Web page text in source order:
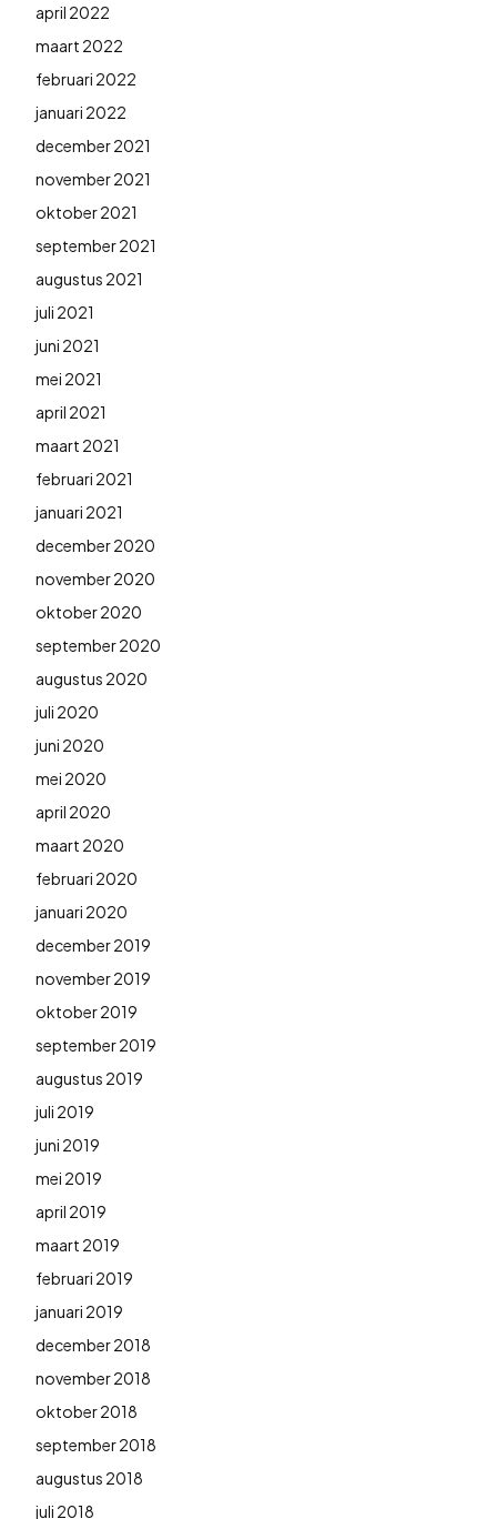
april 2022
maart 2022
februari 2022
januari 2022
december 2021
november 2021
oktober 2021
september 2021
augustus 2021
juli 2021
juni 2021
mei 2021
april 2021
maart 2021
februari 2021
januari 2021
december 2020
november 2020
oktober 2020
september 2020
augustus 2020
juli 2020
juni 2020
mei 2020
april 2020
maart 2020
februari 2020
januari 2020
december 2019
november 2019
oktober 2019
september 2019
augustus 2019
juli 2019
juni 2019
mei 2019
april 2019
maart 2019
februari 2019
januari 2019
december 2018
november 2018
oktober 2018
september 2018
augustus 2018
juli 2018